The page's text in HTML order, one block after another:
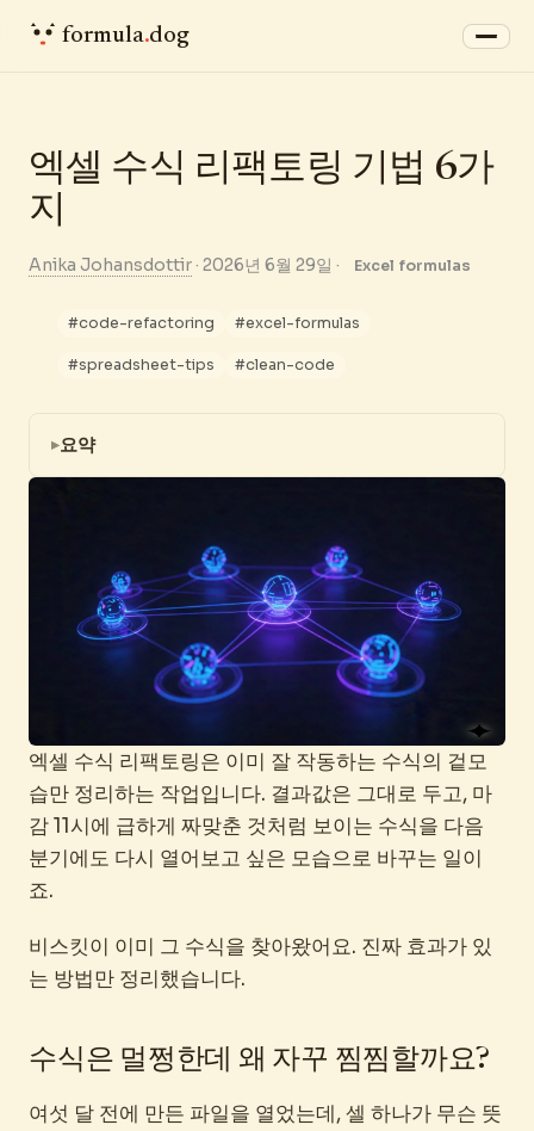
엑셀 수식 리팩토링 기법 6가
지
Anika Johansdottir· 2026년 6월 29일 · Excel formulas
#code-refactoring #excel-formulas
#spreadsheet-tips #clean-code
요약
엑셀 수식 리팩토링은 이미 잘 작동하는 수식의 겉모
습만 정리하는 작업입니다. 결과값은 그대로 두고, 마
감 11시에 급하게 짜맞춘 것처럼 보이는 수식을 다음
분기에도 다시 열어보고 싶은 모습으로 바꾸는 일이
죠.
비스킷이 이미 그 수식을 찾아왔어요. 진짜 효과가 있
는 방법만 정리했습니다.
수식은 멀쩡한데 왜 자꾸 찜찜할까요?
여섯 달 전에 만든 파일을 열었는데, 셀 하나가 무슨 뜻
formula.dog